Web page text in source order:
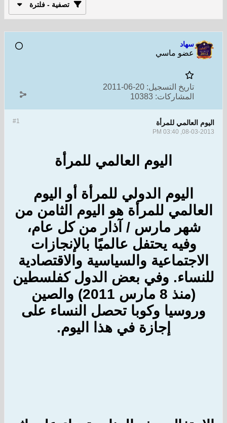
تصفية - فلترة
سهاد
عضو ماسي
تاريخ التسجيل: 20-06-2011
المشاركات: 10383
#1 اليوم العالمي للمرأة
08-03-2013, 03:40 PM
اليوم العالمي للمرأة
اليوم الدولي للمرأة أو اليوم
العالمي للمرأة هو اليوم
الثامن من
شهر مارس / آذار من كل عام،
وفيه يحتفل عالميًا بالإنجازات
الاجتماعية والسياسية والاقتصادية
للنساء. وفي بعض الدول كفلسطين
(منذ 8 مارس 2011) والصين
وروسيا وكوبا تحصل النساء على
إجازة في هذا اليوم.